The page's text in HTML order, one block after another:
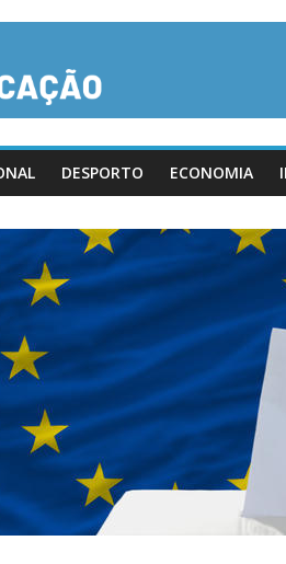
DESPORTO ECONOMIA